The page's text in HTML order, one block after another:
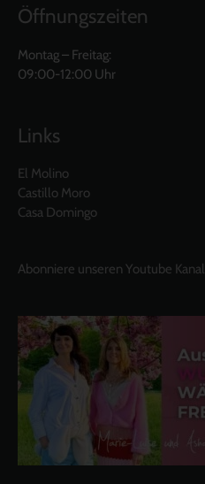
Öffnungszeiten
Montag – Freitag:
09:00-12:00 Uhr
Links
El Molino
Castillo Moro
Casa Domingo
Abonniere unseren Youtube Kanal